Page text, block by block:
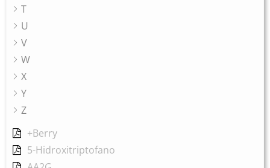
T
U
V
W
X
Y
Z
+Berry
5-Hidroxitriptofano